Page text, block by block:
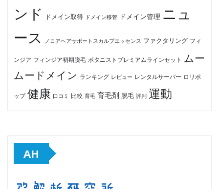
ンド
ドメイン取得 ドメイン移管 ドメイン管理 ニュ
ース
ノコアヘアサポートスカルプエッセンス ファクタリング フィ
ンジア フィンジア初期脱毛 ボタニストプレミアムラインセット ムー
ムードメイン ランキング レビュー レンタルサーバー ロリポ
ップ 健康 口コミ 比較 育毛 育毛剤 脱毛 評判 運動
AH